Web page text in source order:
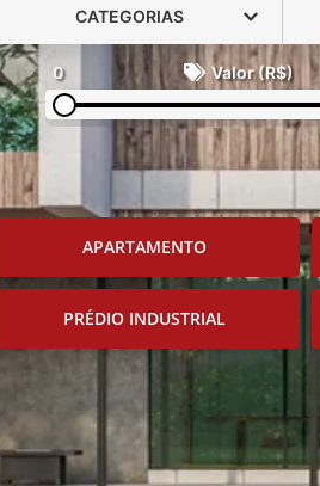
CATEGORIAS
0 Valor (R$)
APARTAMENTO
PRÉDIO INDUSTRIAL